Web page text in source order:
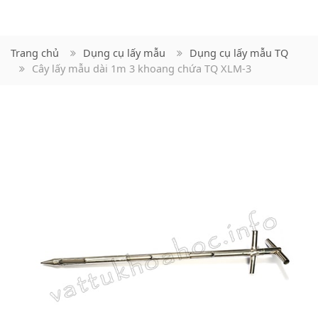
Trang chủ Dụng cụ lấy mẫu
Dụng cụ lấy mẫu TQ
Cây lấy mẫu dài 1m 3 khoang chứa TQ XLM-3